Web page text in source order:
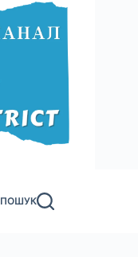
ПОШУК